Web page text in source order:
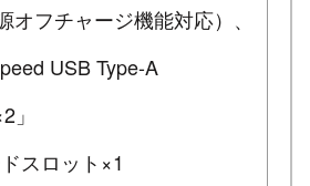
オフチャージ機能対応）、
USB Type-A
」
スロット×1